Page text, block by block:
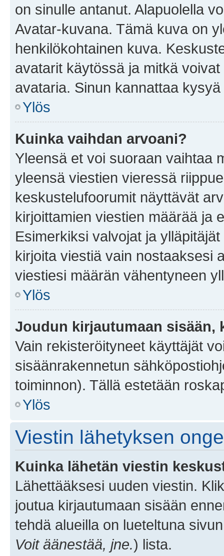
on sinulle antanut. Alapuolella
Avatar-kuvana. Tämä kuva on
henkilökohtainen kuva.
avatarit käytössä ja mitkä
avataria. Sinun kannattaa
Ylös
Kuinka vaihdan arvoani?
Yleensä et voi suoraan vaihtaa
yleensä viestien vieressä
keskustelufoorumit näyttävät
kirjoittamien viestien määrää ja
Esimerkiksi valvojat ja
kirjoita viestiä vain nostaaksesi
viestiesi määrän vähentyneen
Ylös
Joudun kirjautumaan sisään,
Vain rekisteröityneet käyttäjät
sisäänrakennetun
toiminnon). Tällä estetään
Ylös
Viestin lähetyksen
Kuinka lähetän viestin
Lähettääksesi uuden viestin.
joutua kirjautumaan sisään
tehdä alueilla on lueteltuna
Voit äänestää, jne.) lista.